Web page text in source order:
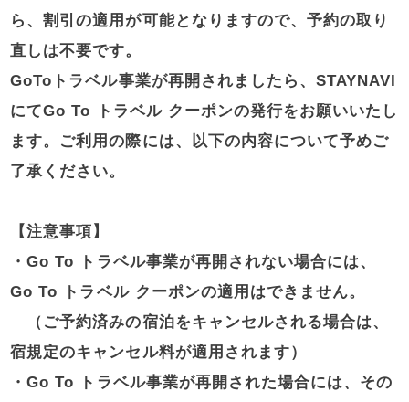
ら、割引の適用が可能となりますので、予約の取り
直しは不要です。
GoToトラベル事業が再開されましたら、STAYNAVI
にてGo To トラベル クーポンの発行をお願いいたし
ます。ご利用の際には、以下の内容について予めご
了承ください。
【注意事項】
・Go To トラベル事業が再開されない場合には、
Go To トラベル クーポンの適用はできません。
（ご予約済みの宿泊をキャンセルされる場合は、
宿規定のキャンセル料が適用されます）
・Go To トラベル事業が再開された場合には、その